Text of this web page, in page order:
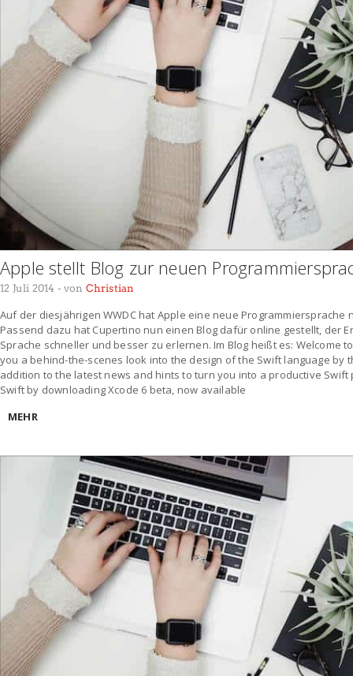
Apple stellt Blog zur neuen
12 Juli 2014 - von Christian
Auf der diesjährigen WWDC hat Apple eine neue Programmiersprache
Passend dazu hat Cupertino nun einen Blog dafür online gestellt, der
Sprache schneller und besser zu erlernen. Im Blog heißt es: Welcome
you a behind-the-scenes look into the design of the Swift language by
addition to the latest news and hints to turn you into a productive
Swift by downloading Xcode 6 beta, now available
MEHR